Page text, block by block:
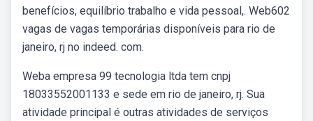
benefícios, equilíbrio trabalho e vida pessoal,. Web602
vagas de vagas temporárias disponíveis para rio de
janeiro, rj no indeed. com.
Weba empresa 99 tecnologia ltda tem cnpj
18033552001133 e sede em rio de janeiro, rj. Sua
atividade principal é outras atividades de serviços